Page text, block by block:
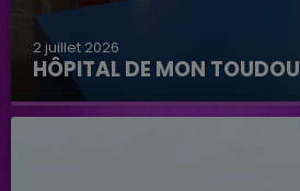
2 juillet 2026
HÔPITAL DE MON TOUDOU
Hôpital de mon Toudou